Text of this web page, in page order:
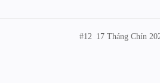
17 Tháng Chín
#12